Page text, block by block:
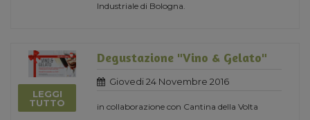
Industriale di Bologna.
LEGGI
TUTTO
Degustazione "Vino & Gelato"
Giovedi 24 Novembre 2016
in collaborazione con Cantina della Volta